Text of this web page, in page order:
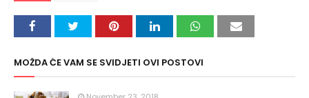
MOŽDA ĆE VAM SE SVIDJETI OVI POSTOVI